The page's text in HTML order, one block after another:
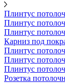
Плинтус
Плинтус
Плинтус
Карниз под
Плинтус
Плинтус
Плинтус
Розетка